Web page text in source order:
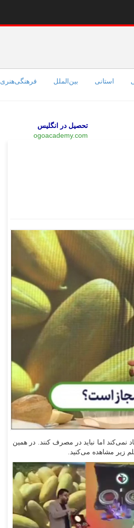
استانی بین‌الملل فرهنگی‌هنری
تحصیل در انگلیس
ogoacademy.com
نمی‌کند اما نباید در مصرف کنند. در همین
زیر مشاهده می‌کنید.